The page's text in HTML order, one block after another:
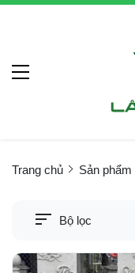
Trang chủ Sản phẩm
Bộ lọc